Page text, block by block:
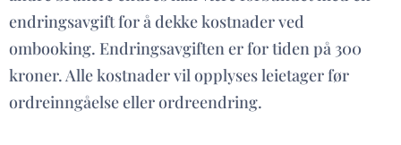
endringsavgift for å dekke kostnader ved
ombooking. Endringsavgiften er for tiden på 300
kroner. Alle kostnader vil opplyses leietager før
ordreinngåelse eller ordreendring.